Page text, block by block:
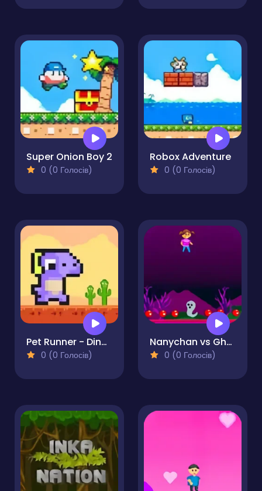
Super Onion Boy 2
0 (0 Голосів)
Robox Adventure
0 (0 Голосів)
Pet Runner - Dinosaur Jump
0 (0 Голосів)
Nanychan vs Ghosts 2
0 (0 Голосів)